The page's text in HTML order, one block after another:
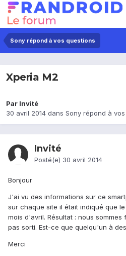
Sony répond à vos questions
Xperia M2
Par Invité
30 avril 2014 dans Sony répond à
Invité
Posté(e) 30 avril 2014
Bonjour
J'ai vu des informations sur ce
sur chaque site il était indiqué que
mois d'avril. Résultat : nous
pas sorti. Est-ce que quelqu'un à
Merci